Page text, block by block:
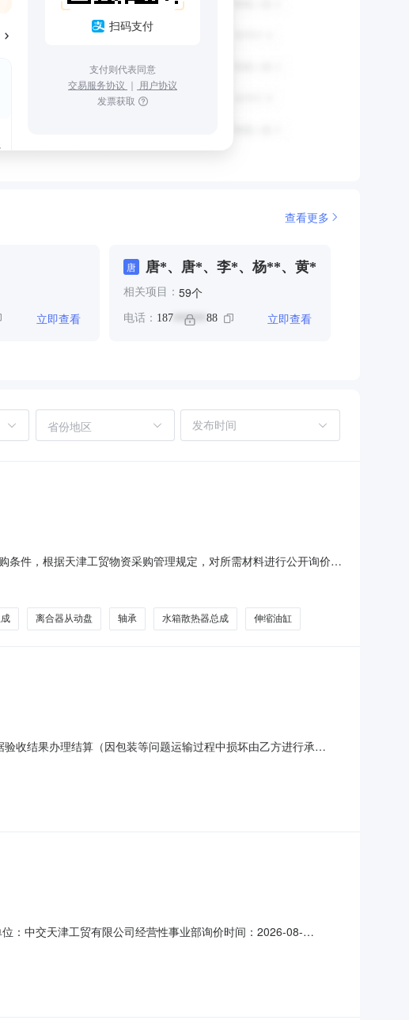
扫码支付
支付则代表同意
交易服务协议 ｜ 用户协议
发票获取
查看更多
立即查看
唐 唐*、唐*、李*、杨**、黄*
相关项目： 59个
电话： 187 ****** 88 立即查看
省份地区
件，根据天津工贸物资采购管理规定，对所需材料进行公开询价采
。2.要求中标厂商收到中标通知书后30天内送货至集港码头（天津
离合器从动盘 轴承 水箱散热器总成 伸缩油缸
收结果办理结算（因包装等问题运输过程中损坏由乙方进行承
据甲方实际供应需求。（收到订货函起30天内交货）3、质保期：一
：中交天津工贸有限公司经营性事业部询价时间：2026-08-
货要求收货时间备注1